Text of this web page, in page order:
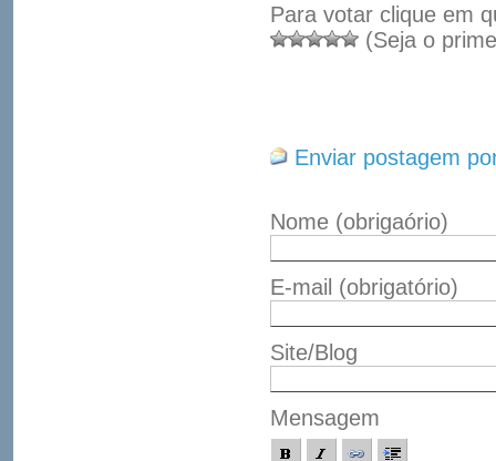
Para votar clique em
(Seja o
Enviar postagem
Nome (obrigaório)
E-mail (obrigatório)
Site/Blog
Mensagem